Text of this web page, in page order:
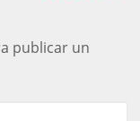
publicar un